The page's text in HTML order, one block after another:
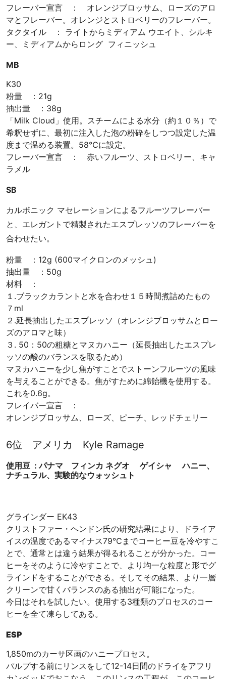
フレーバー宣言 ： オレンジブロッサム、ローズのアロ
マとフレーバー。オレンジとストロベリーのフレーバー。
タクタイル ： ライトからミディアム ウエイト、シルキ
ー、ミディアムからロング フィニッシュ
MB
K30
粉量 ：21g
抽出量 ：38g
「Milk Cloud」使用。スチームによる水分（約１０％）で
希釈せずに、最初に注入した泡の粉砕をしつつ設定した温
度まで温める装置。58℃に設定。
フレーバー宣言 ： 赤いフルーツ、ストロベリー、キャ
ラメル
SB
カルボニック マセレーションによるフルーツフレーバー
と、エレガントで精製されたエスプレッソのフレーバーを
合わせたい。
粉量 ：12g (600マイクロンのメッシュ)
抽出量 ：50g
材料 ：
１.ブラックカラントと水を合わせ１５時間煮詰めたもの
７ml
２.延長抽出したエスプレッソ（オレンジブロッサムとロー
ズのアロマと味）
３. 50：50の粗糖とマヌカハニー（延長抽出したエスプレ
ッソの酸のバランスを取るため）
マヌカハニーを少し焦がすことでストーンフルーツの風味
を与えることができる。焦がすために綿飴機を使用する。
これを0.6g。
フレイバー宣言 ：
オレンジブロッサム、ローズ、ピーチ、レッドチェリー
6位 アメリカ Kyle Ramage
使用豆 : パナマ フィンカ ネグオ ゲイシャ ハニー、
ナチュラル、実験的なウォッシュト
グラインダー EK43
クリストファー・ヘンドン氏の研究結果により、ドライア
イスの温度であるマイナス79℃までコーヒー豆を冷やすこ
とで、通常とは違う結果が得るれることが分かった。コー
ヒーをそのように冷やすことで、より均一な粒度と形でグ
ラインドをすることができる。そしてその結果、より一層
クリーンで甘くバランスのある抽出が可能になった。
今日はそれを試したい。使用する3種類のプロセスのコー
ヒーを全て凍らしてある。
ESP
1,850mのカーサ区画のハニープロセス。
パルプする前にリンスをして12-14日間のドライをアフリ